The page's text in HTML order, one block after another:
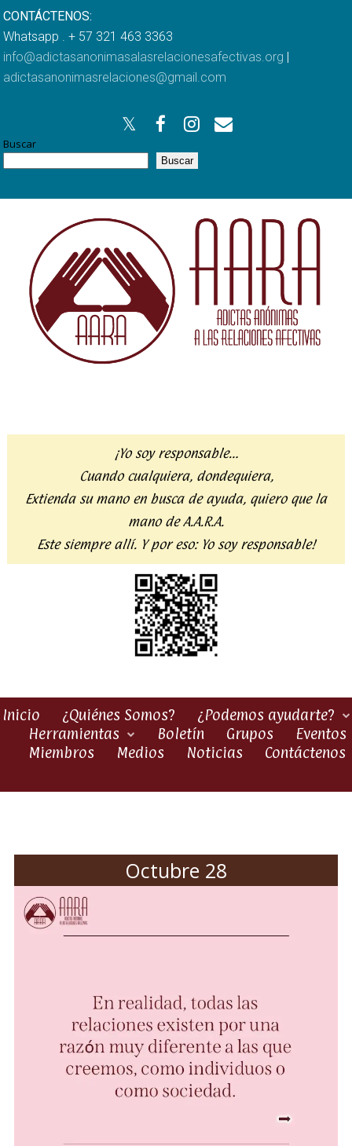
CONTÁCTENOS:
Whatsapp . + 57 321 463 3363
info@adictasanonimasalasrelacionesafectivas.org |
adictasanonimasrelaciones@gmail.com
Buscar
Buscar
¡Yo soy responsable…
Cuando cualquiera, dondequiera,
Extienda su mano en busca de ayuda, quiero que la
mano de A.A.R.A.
Este siempre allí. Y por eso: Yo soy responsable!
Inicio ¿Quiénes Somos?
¿Podemos ayudarte?
Herramientas
Boletín Grupos
Eventos
Miembros
Medios Noticias Contáctenos
Octubre 28